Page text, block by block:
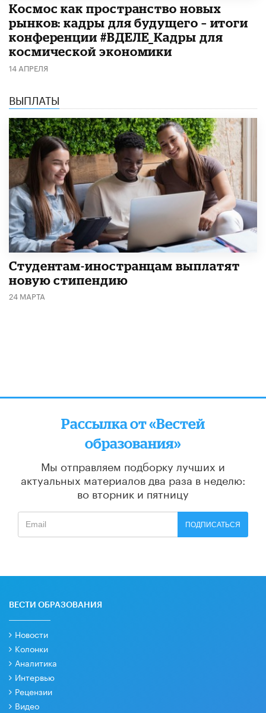
Космос как пространство новых
рынков: кадры для будущего – итоги
конференции #ВДЕЛЕ_Кадры для
космической экономики
14 АПРЕЛЯ
ВЫПЛАТЫ
Студентам-иностранцам выплатят
новую стипендию
24 МАРТА
Рассылка от «Вестей
образования»
Мы отправляем подборку лучших и
актуальных материалов два раза в неделю:
во вторник и пятницу
ПОДПИСАТЬСЯ
ВЕСТИ ОБРАЗОВАНИЯ
Новости
Колонки
Аналитика
Интервью
Рецензии
Видео